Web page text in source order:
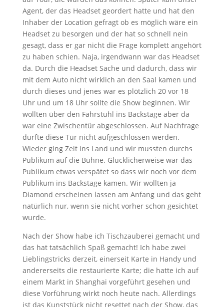
Agent, der das Headset geordert hatte und hat den
Inhaber der Location gefragt ob es möglich wäre ein
Headset zu besorgen und der hat so schnell nein
gesagt, dass er gar nicht die Frage komplett angehört
zu haben schien. Naja, irgendwann war das Headset
da. Durch die Headset Sache und dadurch, dass wir
mit dem Auto nicht wirklich an den Saal kamen und
durch dieses und jenes war es plötzlich 20 vor 18
Uhr und um 18 Uhr sollte die Show beginnen. Wir
wollten über den Fahrstuhl ins Backstage aber da
war eine Zwischentür abgeschlossen. Auf Nachfrage
durfte diese Tür nicht aufgeschlossen werden.
Wieder ging Zeit ins Land und wir mussten durchs
Publikum auf die Bühne. Glücklicherweise war das
Publikum etwas verspätet so dass wir noch vor dem
Publikum ins Backstage kamen. Wir wollten ja
Diamond erscheinen lassen am Anfang und das geht
natürlich nur, wenn sie nicht vorher schon gesichtet
wurde.
Nach der Show habe ich Tischzauberei gemacht und
das hat tatsächlich Spaß gemacht! Ich habe zwei
Lieblingstricks derzeit, einerseit Karte in Handy und
andererseits die restaurierte Karte; die hatte ich auf
einem Markt in Shanghai vorgeführt gesehen und
diese Vorführung wirkt noch heute nach. Allerdings
ist das Kunststück nicht resettet nach der Show, das